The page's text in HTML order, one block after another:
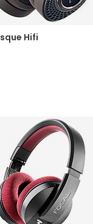
Hifi